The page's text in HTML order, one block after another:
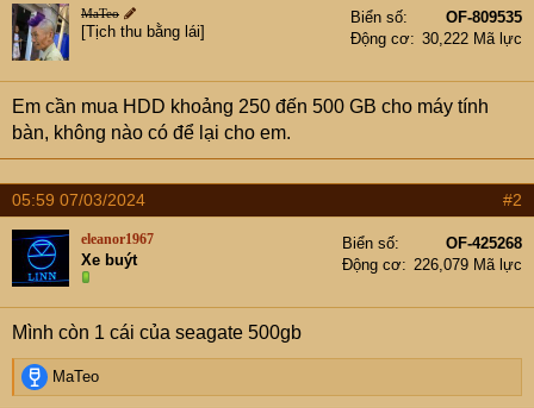
e
r
MaTeo
[Tịch thu bằng lái]
Biển số
OF-809535
Động cơ
30,222 Mã lực
Em cần mua HDD khoảng 250 đến 500 GB cho máy tính
bàn, không nào có để lại cho em.
05:59 07/03/2024 #2
eleanor1967
Xe buýt
Biển số
OF-425268
Động cơ
226,079 Mã lực
Mình còn 1 cái của seagate 500gb
R
e
MaTeo